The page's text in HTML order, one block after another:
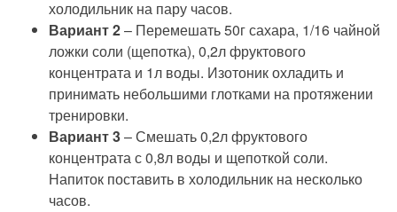
холодильник на пару часов.
Вариант 2– Перемешать 50г сахара, 1/16 чайной
ложки соли (щепотка), 0,2л фруктового
концентрата и 1л воды. Изотоник охладить и
принимать небольшими глотками на протяжении
тренировки.
Вариант 3– Смешать 0,2л фруктового
концентрата с 0,8л воды и щепоткой соли.
Напиток поставить в холодильник на несколько
часов.